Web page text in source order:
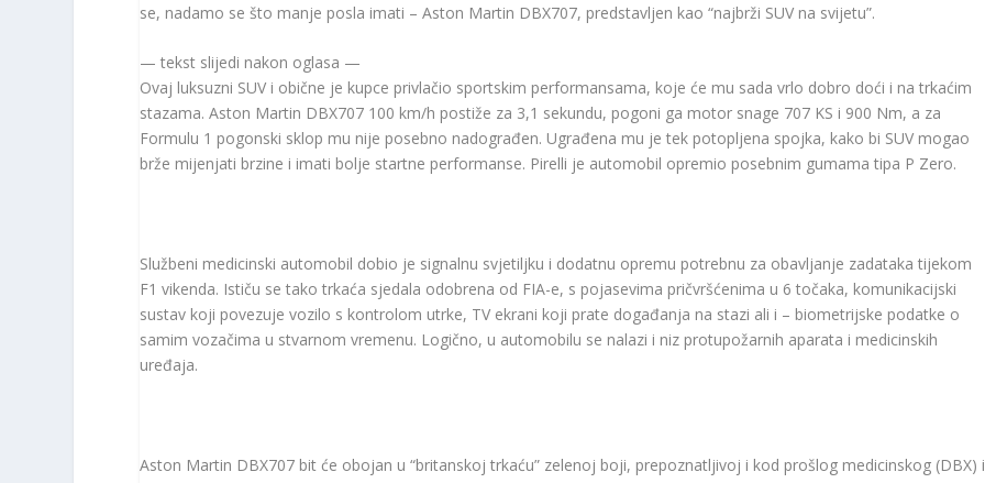
se, nadamo se što manje posla imati – Aston Martin DBX707, predstavljen kao “najbrži SUV na svijetu”.
— tekst slijedi nakon oglasa —
Ovaj luksuzni SUV i obične je kupce privlačio sportskim performansama, koje će mu sada vrlo dobro doći i na trkaćim
stazama. Aston Martin DBX707 100 km/h postiže za 3,1 sekundu, pogoni ga motor snage 707 KS i 900 Nm, a za
Formulu 1 pogonski sklop mu nije posebno nadograđen. Ugrađena mu je tek potopljena spojka, kako bi SUV mogao
brže mijenjati brzine i imati bolje startne performanse. Pirelli je automobil opremio posebnim gumama tipa P Zero.
Službeni medicinski automobil dobio je signalnu svjetiljku i dodatnu opremu potrebnu za obavljanje zadataka tijekom
F1 vikenda. Ističu se tako trkaća sjedala odobrena od FIA-e, s pojasevima pričvršćenima u 6 točaka, komunikacijski
sustav koji povezuje vozilo s kontrolom utrke, TV ekrani koji prate događanja na stazi ali i – biometrijske podatke o
samim vozačima u stvarnom vremenu. Logično, u automobilu se nalazi i niz protupožarnih aparata i medicinskih
uređaja.
Aston Martin DBX707 bit će obojan u “britanskoj trkaću” zelenoj boji, prepoznatljivoj i kod prošlog medicinskog (DBX) i